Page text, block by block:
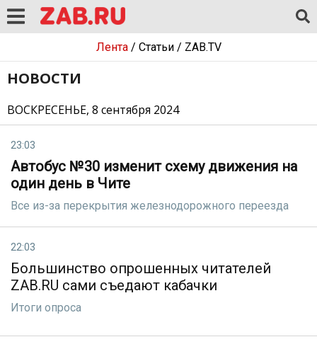
Лента/ Статьи/ ZAB.TV
НОВОСТИ
ВОСКРЕСЕНЬЕ, 8 сентября 2024
23:03
Автобус №30 изменит схему движения на
один день в Чите
Все из-за перекрытия железнодорожного переезда
22:03
Большинство опрошенных читателей
ZAB.RU сами съедают кабачки
Итоги опроса